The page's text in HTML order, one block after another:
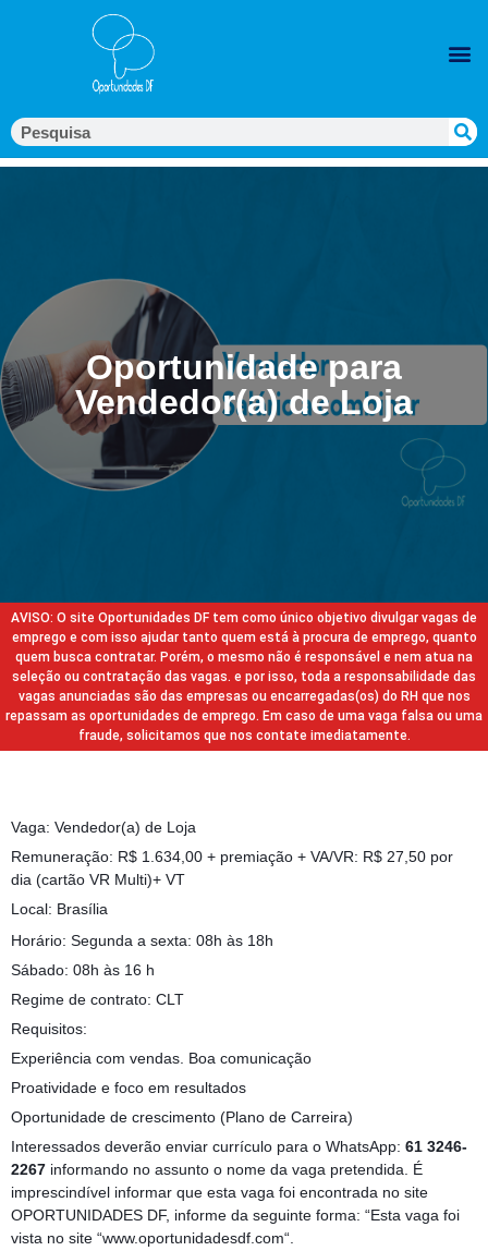
Oportunidade para
Vendedor(a) de Loja
AVISO: O site Oportunidades DF tem como único objetivo divulgar vagas de
emprego e com isso ajudar tanto quem está à procura de emprego, quanto
quem busca contratar. Porém, o mesmo não é responsável e nem atua na
seleção ou contratação das vagas. e por isso, toda a responsabilidade das
vagas anunciadas são das empresas ou encarregadas(os) do RH que nos
repassam as oportunidades de emprego. Em caso de uma vaga falsa ou uma
fraude, solicitamos que nos contate imediatamente.
Vaga: Vendedor(a) de Loja
Remuneração: R$ 1.634,00 + premiação + VA/VR: R$ 27,50 por
dia (cartão VR Multi)+ VT
Local: Brasília
Horário: Segunda a sexta: 08h às 18h
Sábado: 08h às 16 h
Regime de contrato: CLT
Requisitos:
Experiência com vendas. Boa comunicação
Proatividade e foco em resultados
Oportunidade de crescimento (Plano de Carreira)
Interessados deverão enviar currículo para o WhatsApp: 61 3246-
2267 informando no assunto o nome da vaga pretendida. É
imprescindível informar que esta vaga foi encontrada no site
OPORTUNIDADES DF, informe da seguinte forma: “Esta vaga foi
vista no site “www.oportunidadesdf.com“.